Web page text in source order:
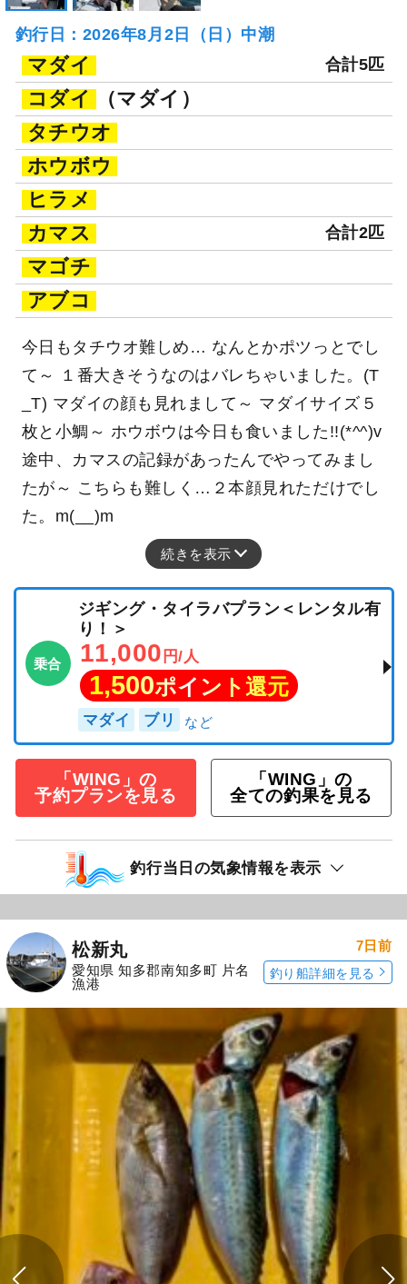
釣行日：2026年8月2日（日）中潮
マダイ 合計5匹
コダイ
（マダイ）
タチウオ
ホウボウ
ヒラメ
カマス
合計2匹
マゴチ
アブコ
今日もタチウオ難しめ… なんとかポツっとでし
て～ １番大きそうなのはバレちゃいました。(T
_T) マダイの顔も見れまして～ マダイサイズ５
枚と小鯛～ ホウボウは今日も食いました!!(*^^)v
途中、カマスの記録があったんでやってみまし
たが～ こちらも難しく…２本顔見れただけでし
た。m(__)m
続きを表示
乗合
ジギング・タイラバプラン＜レンタル有
り！＞
11,000 円/人
1,500ポイント還元
マダイ ブリ
「WING」の
予約プランを見る
「WING」の
全ての釣果を見る
釣行当日の気象情報を表示
松新丸
愛知県 知多郡南知多町 片名
漁港
7日前
釣り船詳細を見る